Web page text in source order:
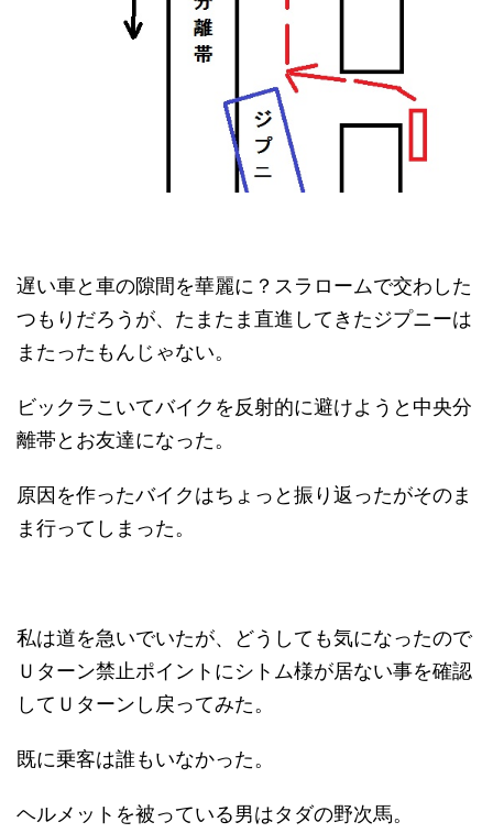
遅い車と車の隙間を華麗に？スラロームで交わした
つもりだろうが、たまたま直進してきたジプニーは
またったもんじゃない。
ビックラこいてバイクを反射的に避けようと中央分
離帯とお友達になった。
原因を作ったバイクはちょっと振り返ったがそのま
ま行ってしまった。
私は道を急いでいたが、どうしても気になったので
Ｕターン禁止ポイントにシトム様が居ない事を確認
してＵターンし戻ってみた。
既に乗客は誰もいなかった。
ヘルメットを被っている男はタダの野次馬。